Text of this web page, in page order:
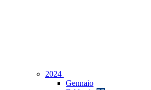
2024
Gennaio